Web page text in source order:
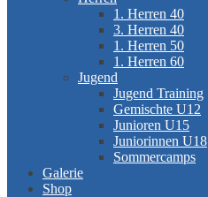
1. Herren 40
3. Herren 40
1. Herren 50
1. Herren 60
Jugend
Jugend Training
Gemischte U12
Junioren U15
Juniorinnen U18
Sommercamps
Galerie
Shop